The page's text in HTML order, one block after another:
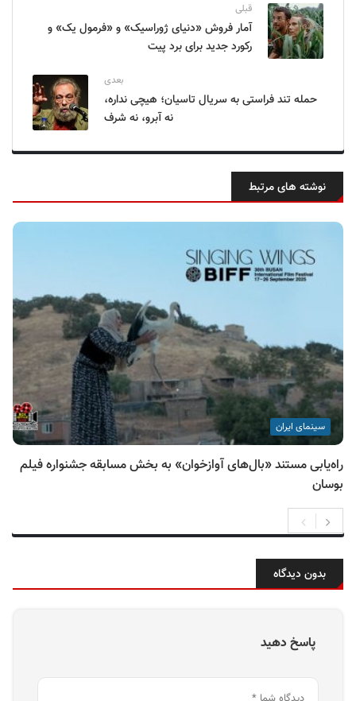
قبلی
آمار فروش «دنیای ژوراسیک» و «فرمول یک» و
رکورد جدید برای برد پیت
بعدی
حمله تند فراستی به سریال تاسیان؛ هیچی نداره،
نه آبرو، نه شرف
نوشته های مرتبط
سینمای ایران
راه‌یابی مستند «بال‌های آوازخوان» به بخش مسابقه جشنواره فیلم
بوسان
بدون دیدگاه
پاسخ دهید